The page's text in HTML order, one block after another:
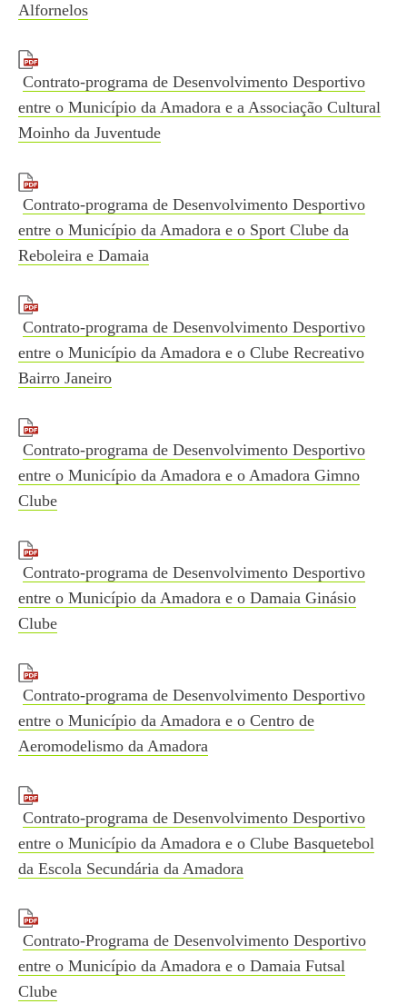
Alfornelos
Contrato-programa de Desenvolvimento Desportivo
entre o Município da Amadora e a Associação Cultural
Moinho da Juventude
Contrato-programa de Desenvolvimento Desportivo
entre o Município da Amadora e o Sport Clube da
Reboleira e Damaia
Contrato-programa de Desenvolvimento Desportivo
entre o Município da Amadora e o Clube Recreativo
Bairro Janeiro
Contrato-programa de Desenvolvimento Desportivo
entre o Município da Amadora e o Amadora Gimno
Clube
Contrato-programa de Desenvolvimento Desportivo
entre o Município da Amadora e o Damaia Ginásio
Clube
Contrato-programa de Desenvolvimento Desportivo
entre o Município da Amadora e o Centro de
Aeromodelismo da Amadora
Contrato-programa de Desenvolvimento Desportivo
entre o Município da Amadora e o Clube Basquetebol
da Escola Secundária da Amadora
Contrato-Programa de Desenvolvimento Desportivo
entre o Município da Amadora e o Damaia Futsal
Clube